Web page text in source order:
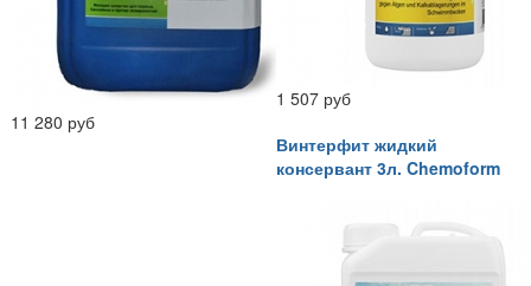
11 280 руб
1 507 руб
Винтерфит жидкий
консервант 3л. Chemoform